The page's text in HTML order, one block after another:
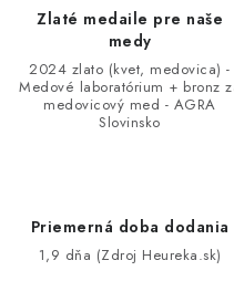
Zlaté medaile pre naše
medy
2024 zlato (kvet, medovica) -
Medové laboratórium + bronz
medovicový med - AGRA
Slovinsko
Priemerná doba dodania
1,9 dňa (Zdroj Heureka.sk)